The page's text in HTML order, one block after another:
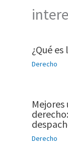
¿Qué
Derecho
Derecho